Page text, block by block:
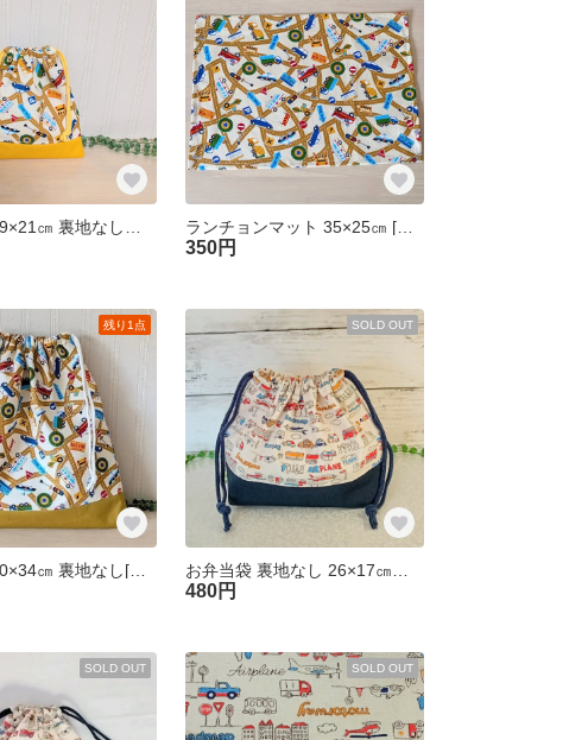
350円
残り1点 SOLD OUT
480円
SOLD OUT SOLD OUT